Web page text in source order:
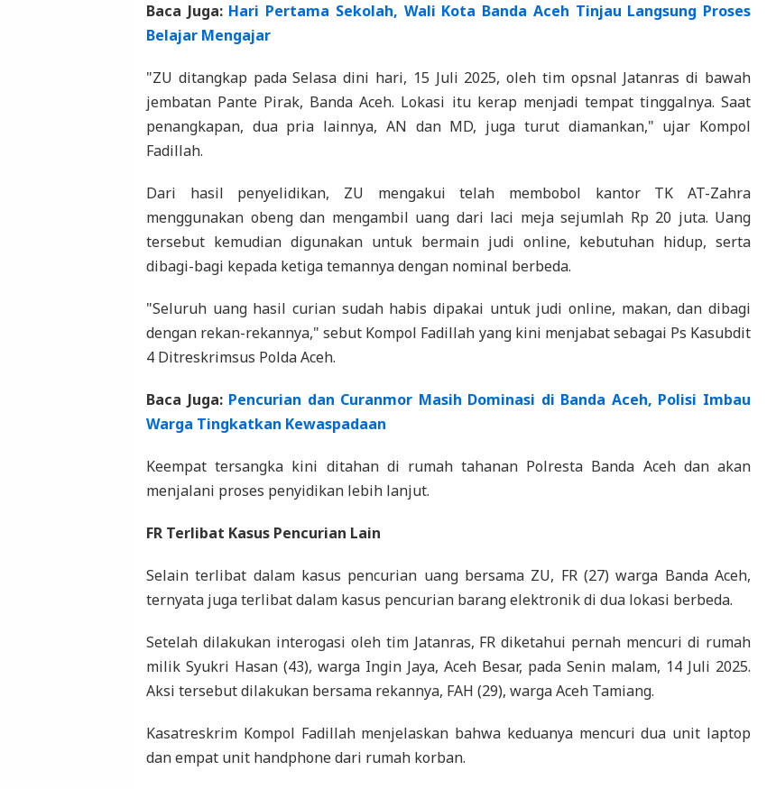
Baca Juga: Hari Pertama Sekolah, Wali Kota Banda Aceh Tinjau Langsung Proses
Belajar Mengajar
"ZU ditangkap pada Selasa dini hari, 15 Juli 2025, oleh tim opsnal Jatanras di bawah
jembatan Pante Pirak, Banda Aceh. Lokasi itu kerap menjadi tempat tinggalnya. Saat
penangkapan, dua pria lainnya, AN dan MD, juga turut diamankan," ujar Kompol
Fadillah.
Dari hasil penyelidikan, ZU mengakui telah membobol kantor TK AT-Zahra
menggunakan obeng dan mengambil uang dari laci meja sejumlah Rp 20 juta. Uang
tersebut kemudian digunakan untuk bermain judi online, kebutuhan hidup, serta
dibagi-bagi kepada ketiga temannya dengan nominal berbeda.
"Seluruh uang hasil curian sudah habis dipakai untuk judi online, makan, dan dibagi
dengan rekan-rekannya," sebut Kompol Fadillah yang kini menjabat sebagai Ps Kasubdit
4 Ditreskrimsus Polda Aceh.
Baca Juga: Pencurian dan Curanmor Masih Dominasi di Banda Aceh, Polisi Imbau
Warga Tingkatkan Kewaspadaan
Keempat tersangka kini ditahan di rumah tahanan Polresta Banda Aceh dan akan
menjalani proses penyidikan lebih lanjut.
FR Terlibat Kasus Pencurian Lain
Selain terlibat dalam kasus pencurian uang bersama ZU, FR (27) warga Banda Aceh,
ternyata juga terlibat dalam kasus pencurian barang elektronik di dua lokasi berbeda.
Setelah dilakukan interogasi oleh tim Jatanras, FR diketahui pernah mencuri di rumah
milik Syukri Hasan (43), warga Ingin Jaya, Aceh Besar, pada Senin malam, 14 Juli 2025.
Aksi tersebut dilakukan bersama rekannya, FAH (29), warga Aceh Tamiang.
Kasatreskrim Kompol Fadillah menjelaskan bahwa keduanya mencuri dua unit laptop
dan empat unit handphone dari rumah korban.